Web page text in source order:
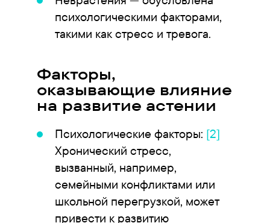
психологическими факторами,
такими как стресс и тревога.
Факторы,
оказывающие влияние
на развитие астении
Психологические факторы: [2]
Хронический стресс,
вызванный, например,
семейными конфликтами или
школьной перегрузкой, может
привести к развитию